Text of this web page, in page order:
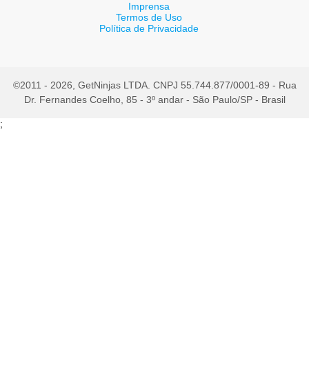
Imprensa
Termos de Uso
Política de Privacidade
©2011 - 2026, GetNinjas LTDA. CNPJ 55.744.877/0001-89 - Rua
Dr. Fernandes Coelho, 85 - 3º andar - São Paulo/SP - Brasil
;